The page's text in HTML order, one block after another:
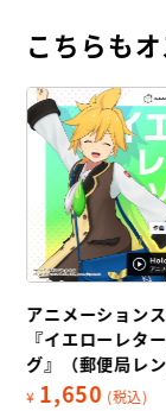
こちらも
アニメーション
『イエローレタ
グ』（郵便局レン
¥ 1,650 (税込)